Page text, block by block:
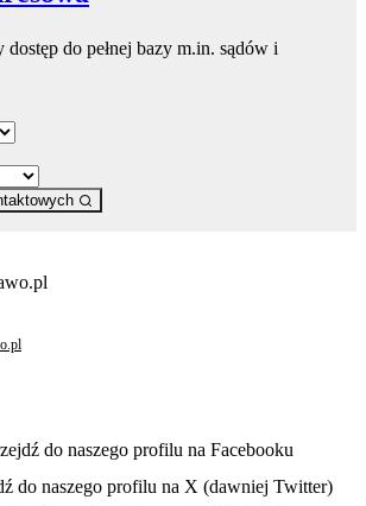
do pełnej bazy m.in. sądów i
- otwiera się w nowej karcie
do naszego profilu na Facebooku
nowej karcie
do naszego profilu na X (dawniej Twitter)